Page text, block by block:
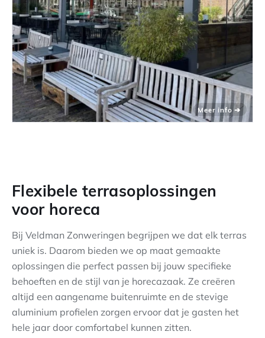
Flexibele terrasoplossingen
voor horeca
Bij Veldman Zonweringen begrijpen we dat elk terras
uniek is. Daarom bieden we op maat gemaakte
oplossingen die perfect passen bij jouw specifieke
behoeften en de stijl van je horecazaak. Ze creëren
altijd een aangename buitenruimte en de stevige
aluminium profielen zorgen ervoor dat je gasten het
hele jaar door comfortabel kunnen zitten.